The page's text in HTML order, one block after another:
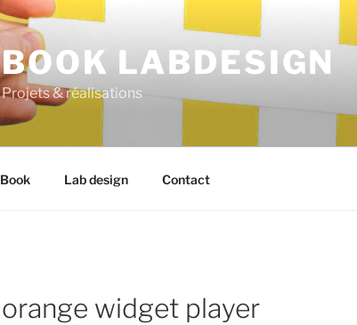
BOOK LABDESIGN
Projets & réalisations
Book Lab design Contact
orange widget player